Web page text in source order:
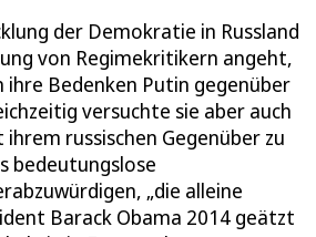
der Demokratie in Russland
von Regimekritikern angeht,
ihre Bedenken Putin gegenüber
versuchte sie aber auch
russischen Gegenüber zu
bedeutungslose
„die alleine
Barack Obama 2014 geätzt